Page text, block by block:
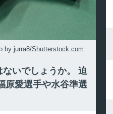
by jurra8/Shutterstock.com
いでしょうか。 迫
原愛選手や水谷準選